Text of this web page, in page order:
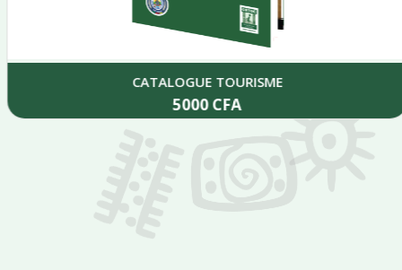
CATALOGUE TOURISME
5000CFA